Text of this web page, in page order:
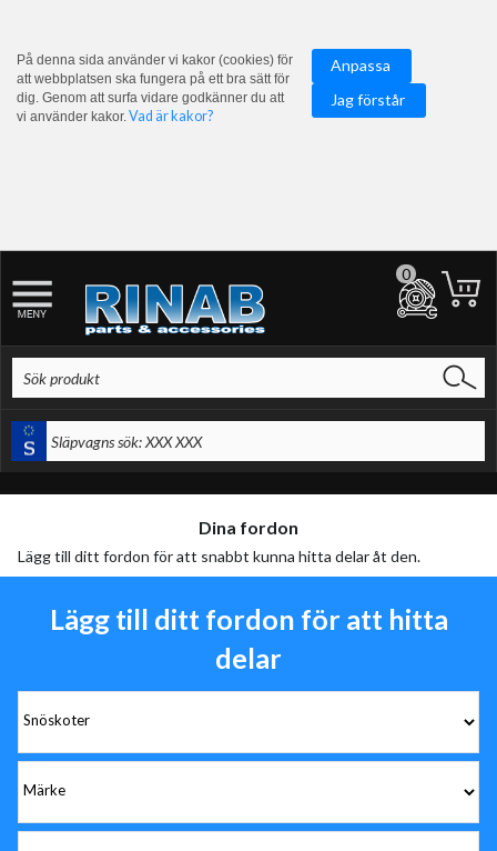
På denna sida använder vi kakor (cookies) för
att webbplatsen ska fungera på ett bra sätt för
dig. Genom att surfa vidare godkänner du att
vi använder kakor.Vad är kakor?
Anpassa
Jag förstår
0
Dina fordon
Lägg till ditt fordon för att snabbt kunna hitta delar åt den.
Lägg till ditt fordon för att hitta
delar